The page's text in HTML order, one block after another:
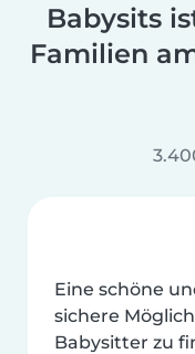
Babysits
Familien
Eine schöne
sichere
Babysitter zu